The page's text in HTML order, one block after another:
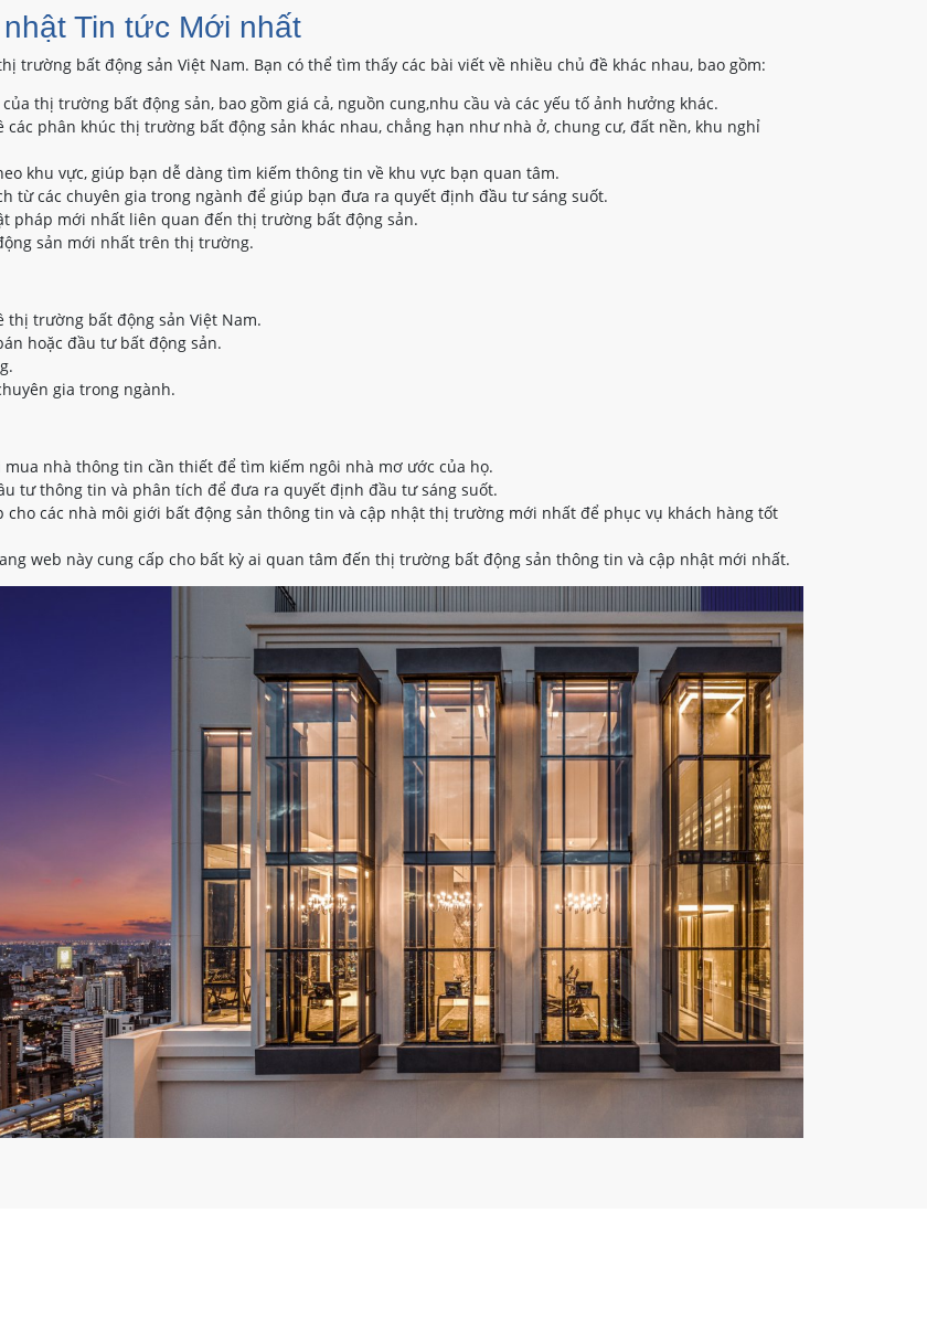
Tin tức Mới nhất
trường bất động sản Việt Nam. Bạn có thể tìm thấy các bài viết về nhiều chủ đề khác nhau, bao gồm:
thị trường bất động sản, bao gồm giá cả, nguồn cung,nhu cầu và các yếu tố ảnh hưởng khác.
phân khúc thị trường bất động sản khác nhau, chẳng hạn như nhà ở, chung cư, đất nền, khu nghỉ
khu vực, giúp bạn dễ dàng tìm kiếm thông tin về khu vực bạn quan tâm.
từ các chuyên gia trong ngành để giúp bạn đưa ra quyết định đầu tư sáng suốt.
pháp mới nhất liên quan đến thị trường bất động sản.
sản mới nhất trên thị trường.
thị trường bất động sản Việt Nam.
hoặc đầu tư bất động sản.
gia trong ngành.
nhà thông tin cần thiết để tìm kiếm ngôi nhà mơ ước của họ.
tư thông tin và phân tích để đưa ra quyết định đầu tư sáng suốt.
cho các nhà môi giới bất động sản thông tin và cập nhật thị trường mới nhất để phục vụ khách hàng tốt
web này cung cấp cho bất kỳ ai quan tâm đến thị trường bất động sản thông tin và cập nhật mới nhất.